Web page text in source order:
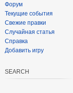
Форум
Текущие события
Свежие правки
Случайная статья
Справка
Добавить игру
SEARCH